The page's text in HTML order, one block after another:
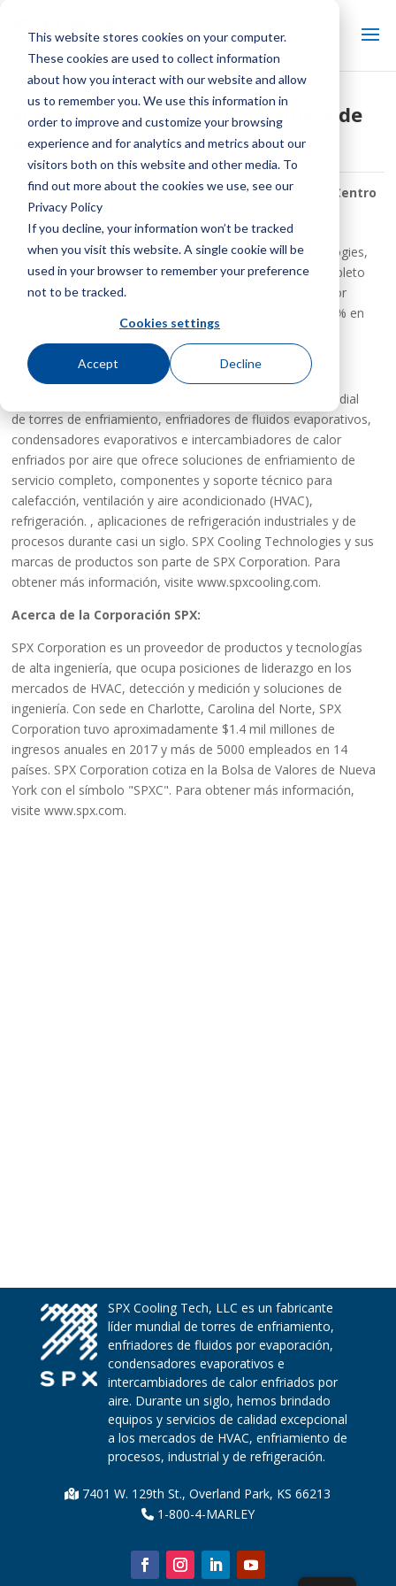
This website stores cookies on your computer.
These cookies are used to collect information
about how you interact with our website and allow
us to remember you. We use this information in
order to improve and customize your browsing
experience and for analytics and metrics about our
visitors both on this website and other media. To
find out more about the cookies we use, see our
Privacy Policy
If you decline, your information won’t be tracked
when you visit this website. A single cookie will be
used in your browser to remember your preference
not to be tracked.
Cookies settings
Accept Decline
SPX Cooling Tech anuncia ajuste de
precios
Por:Personal técnico de refrigeración de SPX
Centro
de noticias Keep It Cool
Overland Park, Kansas, EE.UU.– SPX Cooling Technologies,
Inc., líder de la industria de línea completa y servicio completo
en el diseño y fabricación de sistemas de enfriamiento por
evaporación, ha anunciado un aumento de precio de 4-5% en
®productos efectivos de inmediato.
Acerca de SPX Cooling Technologies, Inc.:
SPX Cooling Technologies, Inc. es un fabricante líder mundial
de torres de enfriamiento, enfriadores de fluidos evaporativos,
condensadores evaporativos e intercambiadores de calor
enfriados por aire que ofrece soluciones de enfriamiento de
servicio completo, componentes y soporte técnico para
calefacción, ventilación y aire acondicionado (HVAC),
refrigeración. , aplicaciones de refrigeración industriales y de
procesos durante casi un siglo. SPX Cooling Technologies y sus
marcas de productos son parte de SPX Corporation. Para
obtener más información, visite www.spxcooling.com.
Acerca de la Corporación SPX:
SPX Corporation es un proveedor de productos y tecnologías
de alta ingeniería, que ocupa posiciones de liderazgo en los
mercados de HVAC, detección y medición y soluciones de
ingeniería. Con sede en Charlotte, Carolina del Norte, SPX
Corporation tuvo aproximadamente $1.4 mil millones de
ingresos anuales en 2017 y más de 5000 empleados en 14
países. SPX Corporation cotiza en la Bolsa de Valores de Nueva
York con el símbolo "SPXC". Para obtener más información,
visite www.spx.com.
SPX Cooling Tech, LLC es un fabricante
líder mundial de torres de enfriamiento,
enfriadores de fluidos por evaporación,
condensadores evaporativos e
intercambiadores de calor enfriados por
aire. Durante un siglo, hemos brindado
equipos y servicios de calidad excepcional
a los mercados de HVAC, enfriamiento de
procesos, industrial y de refrigeración.
7401 W. 129th St., Overland Park, KS 66213
1-800-4-MARLEY